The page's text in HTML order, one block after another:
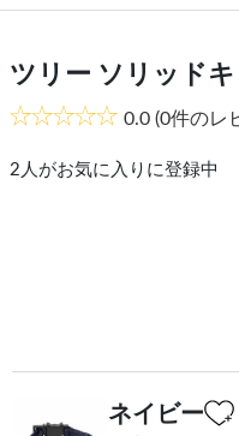
ツリー ソリッド
0.0 (0件のレ
2 人がお気に入りに登録中
ネイビー